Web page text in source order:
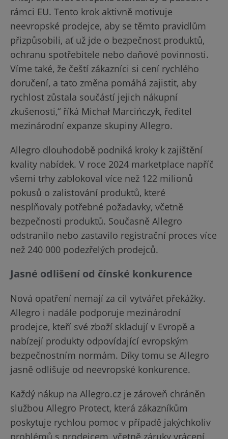
rámci EU. Tento krok aktivně motivuje
neevropské prodejce, aby se těmto pravidlům
přizpůsobili, ať už jde o bezpečnost produktů,
ochranu spotřebitele nebo daňové povinnosti.
Víme také, že čeští zákazníci si cení rychlého
doručení, a tato změna pomáhá zajistit, aby
rychlost zůstala součástí jejich nákupní
zkušenosti,“ říká Michał Marcińczyk, ředitel
mezinárodní expanze skupiny Allegro.
Allegro dlouhodobě podniká kroky k zajištění
kvality nabídek. V roce 2024 marketplace napříč
všemi trhy zablokoval více než 122 milionů
pokusů o zalistování produktů, které
nesplňovaly potřebné požadavky, včetně
bezpečnosti produktů. Současně Allegro
odstranilo nebo zastavilo registrační proces více
než 240 000 podezřelých prodejců.
Jasné odlišení od čínské konkurence
Nová opatření nemají za cíl vytvářet překážky.
Allegro i nadále podporuje mezinárodní
prodejce, kteří své zboží skladují v Evropě a
nabízejí produkty odpovídající evropským
bezpečnostním normám. Díky tomu se Allegro
jasně odlišuje od neevropské konkurence.
Každý nákup na Allegro.cz je zároveň chráněn
službou Allegro Protect, která zákazníkům
poskytuje rychlou pomoc v případě jakýchkoliv
problémů s prodejcem, včetně záruky vrácení